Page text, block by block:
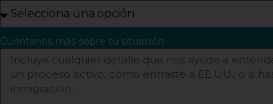
Cuéntanos más sobre tu situación